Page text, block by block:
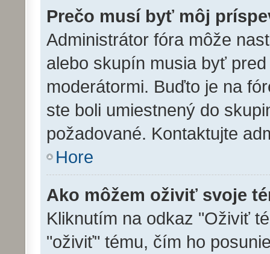
Prečo musí byť môj
Administrátor fóra môže
alebo skupín musia byť
moderátormi. Buďto je na
ste boli umiestnený do
požadované. Kontaktujte
Hore
Ako môžem oživiť svoje
Kliknutím na odkaz "Oživiť
"oživiť" tému, čím ho